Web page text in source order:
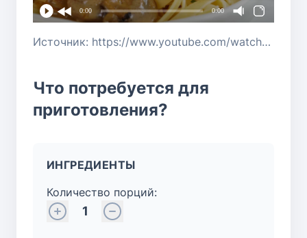
0:00 0:00
Источник: https://www.youtube.com/watch?v=5nGg68FnbM4
Что потребуется для
приготовления?
ИНГРЕДИЕНТЫ
Количество порций:
1